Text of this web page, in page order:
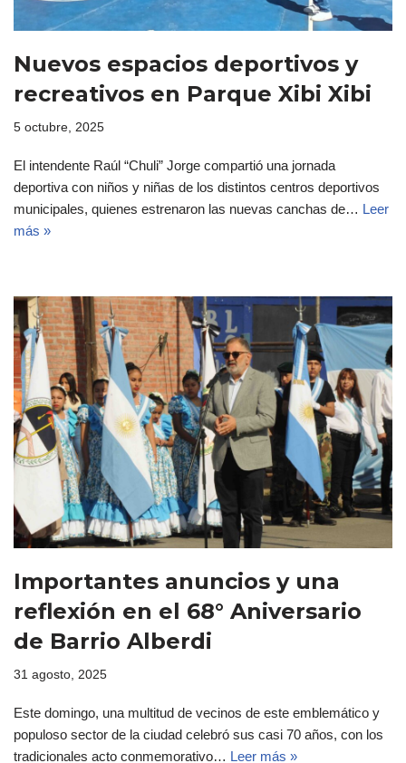
Nuevos espacios deportivos y
recreativos en Parque Xibi Xibi
5 octubre, 2025
El intendente Raúl “Chuli” Jorge compartió una jornada
deportiva con niños y niñas de los distintos centros deportivos
municipales, quienes estrenaron las nuevas canchas de… Leer
más »
Importantes anuncios y una
reflexión en el 68° Aniversario
de Barrio Alberdi
31 agosto, 2025
Este domingo, una multitud de vecinos de este emblemático y
populoso sector de la ciudad celebró sus casi 70 años, con los
tradicionales acto conmemorativo… Leer más »